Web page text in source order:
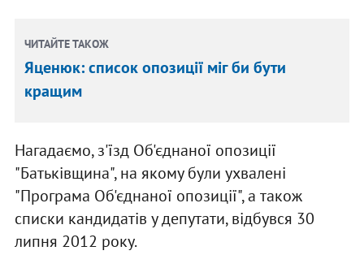
ЧИТАЙТЕ ТАКОЖ
Яценюк: список опозиції міг би бути
кращим
Нагадаємо, з'їзд Об'єднаної опозиції
"Батьківщина", на якому були ухвалені
"Програма Об'єднаної опозиції", а також
списки кандидатів у депутати, відбувся 30
липня 2012 року.